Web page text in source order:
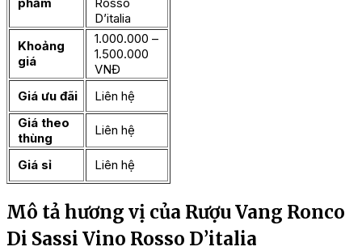
D’italia
Khoảng
giá
1.000.000 –
1.500.000
VNĐ
Giá ưu đãi
Liên hệ
Giá theo
thùng
Liên hệ
Giá sỉ Liên hệ
Mô tả hương vị của Rượu Vang Ronco
Di Sassi Vino Rosso D’italia